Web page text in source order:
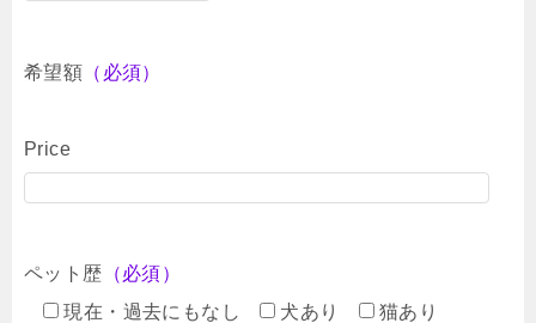
希望額 （必須）
Price
ペット歴 （必須）
現在・過去にもなし
犬あり 猫あり